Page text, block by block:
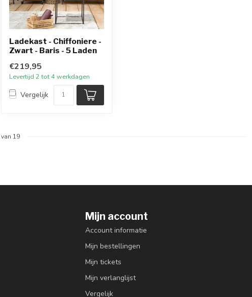
Ladekast - Chiffoniere -
Zwart - Baris - 5 Laden
€219,95
Levertijd 2 tot 4 werkdagen
Vergelijk
van 19
Mijn account
Account informatie
Mijn bestellingen
Mijn tickets
Mijn verlanglijst
Vergelijk